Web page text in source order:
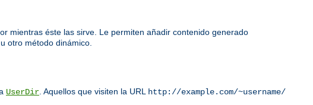
mientras éste las sirve. Le permiten añadir contenido generado
otro método dinámico.
UserDir . Aquellos que visiten la URL
http://example.com/~username/